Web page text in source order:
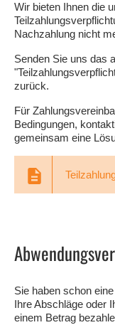
Wir bieten Ihnen die
Nachzahlung nicht
Senden Sie uns das
zurück.
Für
Bedingungen,
gemeinsam eine
Sie haben schon
Ihre Abschläge oder
einem Betrag